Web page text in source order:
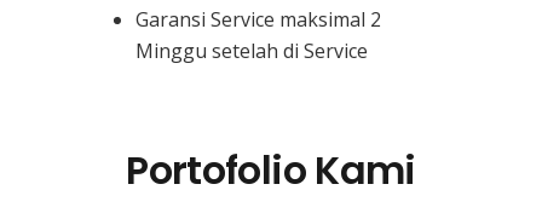
Garansi Service maksimal 2
Minggu setelah di Service
Portofolio Kami